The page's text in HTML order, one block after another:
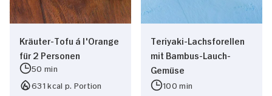
Kräuter-Tofu á l'Orange
für 2 Personen
50 min
631 kcal p. Portion
Teriyaki-Lachsforellen
mit Bambus-Lauch-
Gemüse
100 min